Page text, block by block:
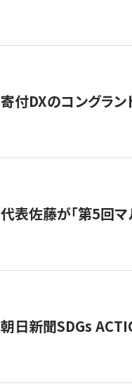
寄付DXのコングラ
代表佐藤が「第5回マ
朝日新聞SDGs